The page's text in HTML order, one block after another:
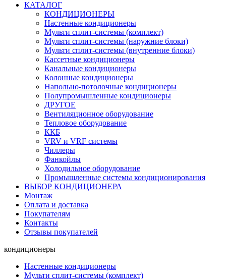
КАТАЛОГ
КОНДИЦИОНЕРЫ
Настенные кондиционеры
Мульти сплит-системы (комплект)
Мульти сплит-системы (наружние блоки)
Мульти сплит-системы (внутренние блоки)
Кассетные кондиционеры
Канальные кондиционеры
Колонные кондиционеры
Напольно-потолочные кондиционеры
Полупромышленные кондиционеры
ДРУГОЕ
Вентиляционное оборудование
Тепловое оборудование
ККБ
VRV и VRF системы
Чиллеры
Фанкойлы
Холодильное оборудование
Промышленные системы кондиционирования
ВЫБОР КОНДИЦИОНЕРА
Монтаж
Оплата и доставка
Покупателям
Контакты
Отзывы покупателей
кондиционеры
Настенные кондиционеры
Мульти сплит-системы (комплект)